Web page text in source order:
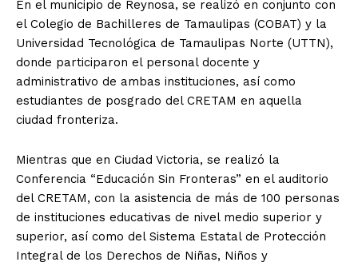
En el municipio de Reynosa, se realizó en conjunto con
el Colegio de Bachilleres de Tamaulipas (COBAT) y la
Universidad Tecnológica de Tamaulipas Norte (UTTN),
donde participaron el personal docente y
administrativo de ambas instituciones, así como
estudiantes de posgrado del CRETAM en aquella
ciudad fronteriza.
Mientras que en Ciudad Victoria, se realizó la
Conferencia “Educación Sin Fronteras” en el auditorio
del CRETAM, con la asistencia de más de 100 personas
de instituciones educativas de nivel medio superior y
superior, así como del Sistema Estatal de Protección
Integral de los Derechos de Niñas, Niños y